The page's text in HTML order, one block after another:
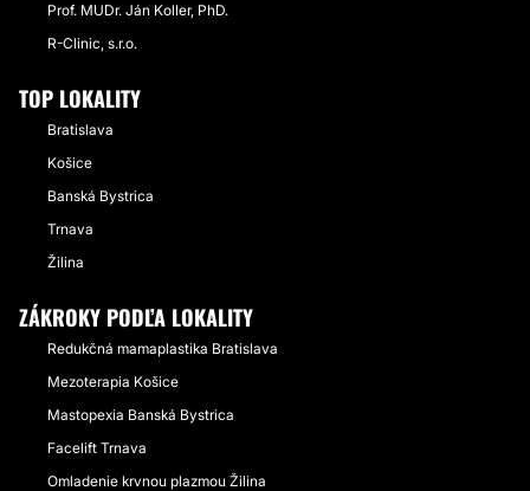
Prof. MUDr. Ján Koller, PhD.
R-Clinic, s.r.o.
TOP LOKALITY
Bratislava
Košice
Banská Bystrica
Trnava
Žilina
ZÁKROKY PODĽA LOKALITY
Redukčná mamaplastika Bratislava
Mezoterapia Košice
Mastopexia Banská Bystrica
Facelift Trnava
Omladenie krvnou plazmou Žilina